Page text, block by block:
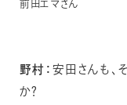
前田エマさん
野村：安田さんも、
か？